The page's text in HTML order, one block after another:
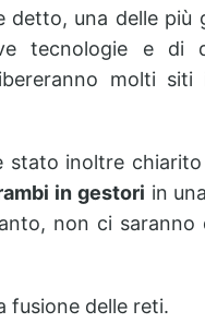
una delle più
tecnologie e di
molti siti
stato inoltre
in gestori in
non ci
fusione delle reti.